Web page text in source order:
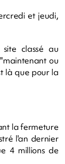
et jeudi,
classé au
ou
là que pour la
la fermeture
l'an dernier
4 millions de